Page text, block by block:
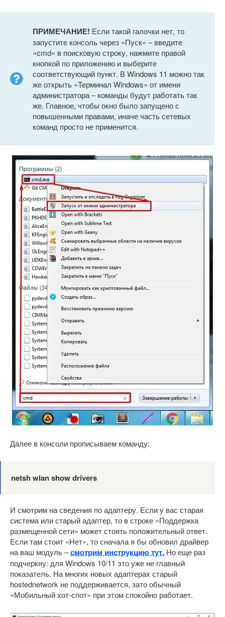
ПРИМЕЧАНИЕ! Если такой галочки нет, то
запустите консоль через «Пуск» – введите
«cmd» в поисковую строку, нажмите правой
кнопкой по приложению и выберите
соответствующий пункт. В Windows 11 можно так
же открыть «Терминал Windows» от имени
администратора – команды будут работать так
же. Главное, чтобы окно было запущено с
повышенными правами, иначе часть сетевых
команд просто не применится.
Далее в консоли прописываем команду:
netsh wlan show drivers
И смотрим на сведения по адаптеру. Если у вас старая
система или старый адаптер, то в строке «Поддержка
размещенной сети» может стоять положительный ответ.
Если там стоит «Нет», то сначала я бы обновил драйвер
на ваш модуль –смотрим инструкцию тут. Но еще раз
подчеркну: для Windows 10/11 это уже не главный
показатель. На многих новых адаптерах старый
hostednetwork не поддерживается, зато обычный
«Мобильный хот-спот» при этом спокойно работает.